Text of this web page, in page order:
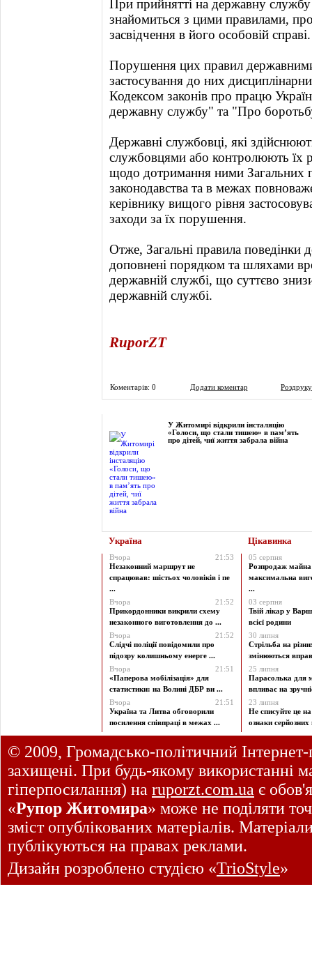
При прийнятті на державну
знайомиться з цими правилами,
засвідчення в його особовій справі.
Порушення цих правил
застосування до них
Кодексом законів про працю
державну службу" та "Про
Державні службовці, які
службовцями або контролюють їх
щодо дотримання ними Загальних
законодавства та в межах
керівнику вищого рівня
заходи за їх порушення.
Отже, Загальні правила поведінки
доповнені порядком та шляхами
державній службі, що суттєво
державній службі.
RuporZT
Коментарів: 0 Додати коментар
У Житомирі відкрили інсталяцію
«Голоси, що стали тишею» в пам’ять
про дітей, чиї життя забрала війна
Україна Цікавинка
Вчора
21:53
Незаконний маршрут не
спрацював: шістьох чоловіків і пе
...
Вчора
21:52
Прикордонники викрили схему
незаконного виготовлення до ...
Вчора
21:52
Слідчі поліції повідомили про
підозру колишньому енерге ...
Вчора
21:51
«Паперова мобілізація» для
статистики: на Волині ДБР ви ...
Вчора
21:51
Україна та Литва обговорили
посилення співпраці в межах ...
05 серпня
Розпродаж майна
максимальна
...
03 серпня
Твій лікар у
всієї родини
30 липня
Стрільба на
змінюються
25 липня
Парасолька для
впливає на
23 липня
Не списуйте це
ознаки
© 2009, Громадсько-політичний
захищені. При будь-якому використанні
гіперпосилання) на ruporzt.com.ua є
«Рупор Житомира» може не поділяти
зміст опублікованих матеріалів.
публікуються на правах реклами.
Дизайн розроблено студією «TrioStyle»